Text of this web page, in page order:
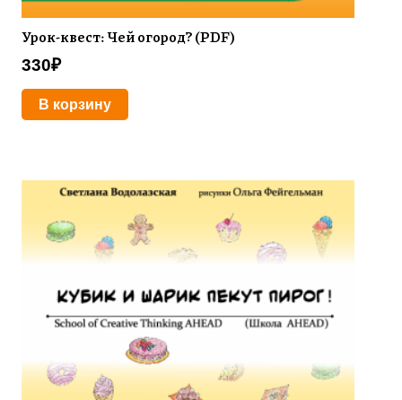
Урок-квест: Чей огород? (PDF)
330₽
В корзину